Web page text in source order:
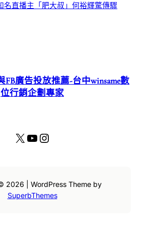
名直播主「肥大叔」何裕輝驚傳驟
FB廣告投放推薦-台中winsame數
位行銷企劃專家
X YouTube Instagram
2026 | WordPress Theme by
SuperbThemes